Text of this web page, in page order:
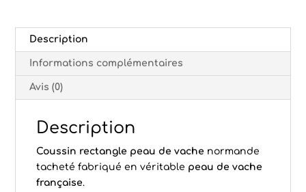
Description
Informations complémentaires
Avis (0)
Description
Coussin rectangle peau de vache normande
tacheté fabriqué en véritable peau de vache
française.